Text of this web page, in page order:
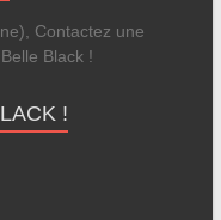
Contactez une
Black !
!